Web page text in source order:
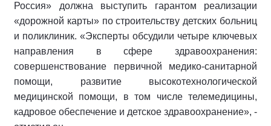
Россия» должна выступить гарантом реализации
«дорожной карты» по строительству детских больниц
и поликлиник. «Эксперты обсудили четыре ключевых
направления в сфере здравоохранения:
совершенствование первичной медико-санитарной
помощи, развитие высокотехнологической
медицинской помощи, в том числе телемедицины,
кадровое обеспечение и детское здравоохранение», -